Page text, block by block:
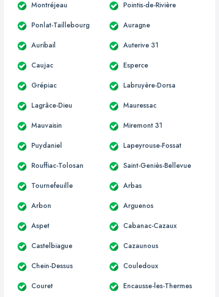
Montréjeau Pointis-de-Rivière
Ponlat-Taillebourg Auragne
Auribail Auterive 31
Caujac Esperce
Grépiac Labruyère-Dorsa
Lagrâce-Dieu Mauressac
Mauvaisin Miremont 31
Puydaniel Lapeyrouse-Fossat
Rouffiac-Tolosan Saint-Geniès-Bellevue
Tournefeuille Arbas
Arbon Arguenos
Aspet Cabanac-Cazaux
Castelbiague Cazaunous
Chein-Dessus Couledoux
Couret Encausse-les-Thermes